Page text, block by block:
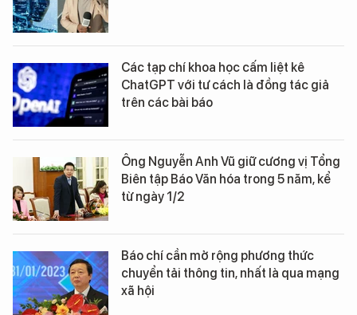
Các tạp chí khoa học cấm liệt kê
ChatGPT với tư cách là đồng tác giả
trên các bài báo
Ông Nguyễn Anh Vũ giữ cương vị Tổng
Biên tập Báo Văn hóa trong 5 năm, kể
từ ngày 1/2
Báo chí cần mở rộng phương thức
chuyển tải thông tin, nhất là qua mạng
xã hội